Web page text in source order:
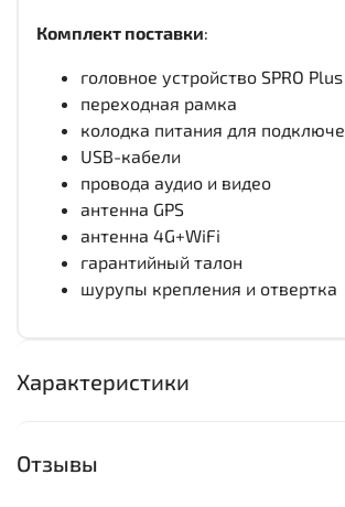
Комплект поставки:
головное устройство SPRO Plus
переходная рамка
колодка питания для
USB-кабели
провода аудио и видео
антенна GPS
антенна 4G+WiFi
гарантийный талон
шурупы крепления и отвертка
Характеристики
Отзывы